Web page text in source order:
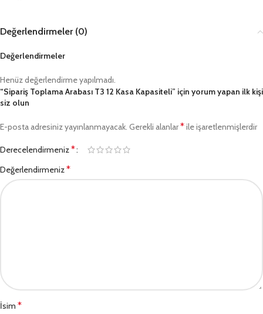
Değerlendirmeler (0)
Değerlendirmeler
Henüz değerlendirme yapılmadı.
“Sipariş Toplama Arabası T3 12 Kasa Kapasiteli” için yorum yapan ilk kişi
siz olun
E-posta adresiniz yayınlanmayacak. Gerekli alanlar*ile işaretlenmişlerdir
Derecelendirmeniz*
Değerlendirmeniz*
İsim *